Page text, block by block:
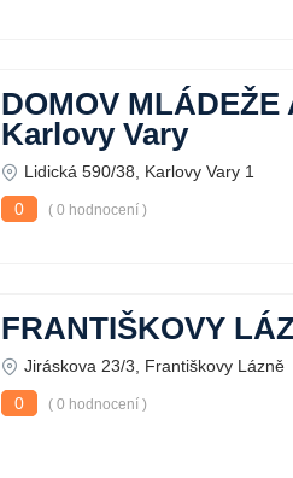
DOMOV
Karlovy Vary
Lidická 590/38, Karlovy Vary 1
0
( 0 hodnocení )
FRANTIŠKOVY
Jiráskova 23/3, Františkovy Lázně
0
( 0 hodnocení )